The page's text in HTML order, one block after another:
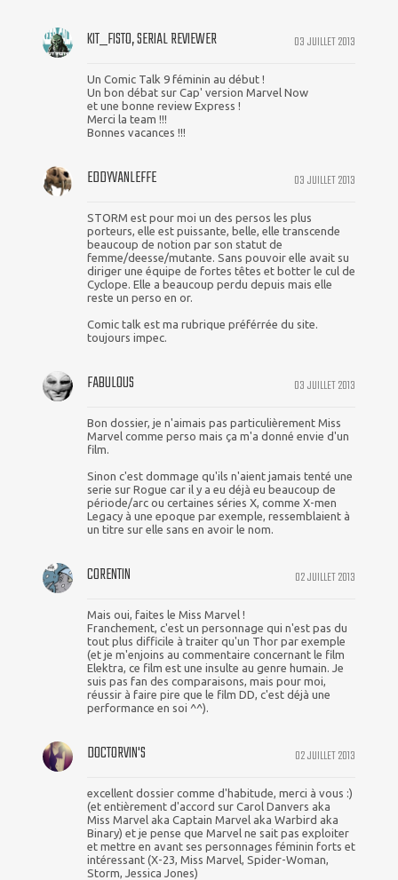
03 JUILLET 2013
KIT_FISTO, SERIAL REVIEWER
Un Comic Talk 9 féminin au début !
Un bon débat sur Cap' version Marvel Now
et une bonne review Express !
Merci la team !!!
Bonnes vacances !!!
03 JUILLET 2013
EDDYVANLEFFE
STORM est pour moi un des persos les plus
porteurs, elle est puissante, belle, elle transcende
beaucoup de notion par son statut de
femme/deesse/mutante. Sans pouvoir elle avait su
diriger une équipe de fortes têtes et botter le cul de
Cyclope. Elle a beaucoup perdu depuis mais elle
reste un perso en or.
Comic talk est ma rubrique préférrée du site.
toujours impec.
03 JUILLET 2013
FABULOUS
Bon dossier, je n'aimais pas particulièrement Miss
Marvel comme perso mais ça m'a donné envie d'un
film.
Sinon c'est dommage qu'ils n'aient jamais tenté une
serie sur Rogue car il y a eu déjà eu beaucoup de
période/arc ou certaines séries X, comme X-men
Legacy à une epoque par exemple, ressemblaient à
un titre sur elle sans en avoir le nom.
02 JUILLET 2013
CORENTIN
Mais oui, faites le Miss Marvel !
Franchement, c'est un personnage qui n'est pas du
tout plus difficile à traiter qu'un Thor par exemple
(et je m'enjoins au commentaire concernant le film
Elektra, ce film est une insulte au genre humain. Je
suis pas fan des comparaisons, mais pour moi,
réussir à faire pire que le film DD, c'est déjà une
performance en soi ^^).
02 JUILLET 2013
DOCTORVIN'S
excellent dossier comme d'habitude, merci à vous :)
(et entièrement d'accord sur Carol Danvers aka
Miss Marvel aka Captain Marvel aka Warbird aka
Binary) et je pense que Marvel ne sait pas exploiter
et mettre en avant ses personnages féminin forts et
intéressant (X-23, Miss Marvel, Spider-Woman,
Storm, Jessica Jones)